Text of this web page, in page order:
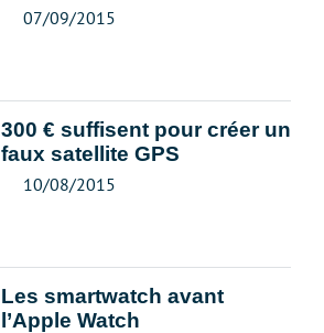
07/09/2015
300 € suffisent pour créer un
faux satellite GPS
10/08/2015
Les smartwatch avant
l’Apple Watch